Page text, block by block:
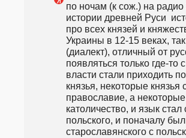
по ночам (к сож.) на
истории древней Руси
про всех князей и
Украины в 12-15 веках,
(диалект), отличный от
появляться только где-то
власти стали приходить
князья, некоторые
православие, а
католичество, и язык
польского, и поначалу
старославянского с